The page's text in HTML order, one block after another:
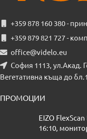
+359 878 160 380 -
+359 879 821 727 -
office@videlo.eu
София 1113, ул.Акад.
Вегетативна къща до
ПРОМОЦИИ
EIZO
16:10,